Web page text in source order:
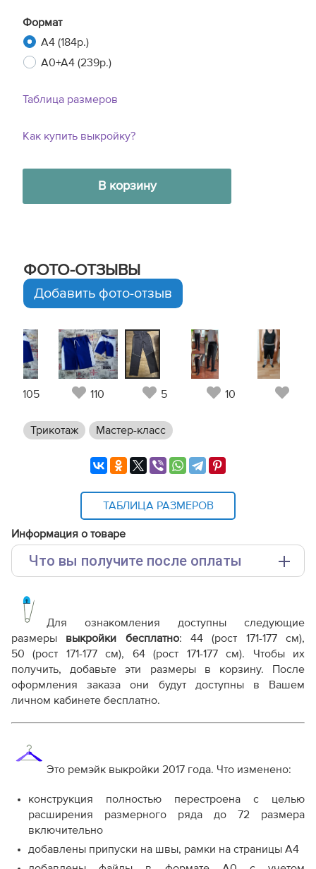
Формат
A4 (184р.)
A0+A4 (239р.)
Таблица размеров
Как купить выкройку?
В корзину
ФОТО-ОТЗЫВЫ
Добавить фото-отзыв
105 110 5 10
Трикотаж Мастер-класс
ТАБЛИЦА РАЗМЕРОВ
Информация о товаре
Что вы получите после оплаты
Выкройка PDF для печати на принтере A4 или
плоттере A0 с шириной печати 810мм в зависимости
от выбора формата
Инструкция-мужские-спортивные-брюки-
KMB240817.pdf
Дополнительные файлы:
Справочник - виды швов
Терминология машинных работ
Дополнение к технологии пошива
Как распечатывать выкройки
Для ознакомления доступны следующие
размеры
выкройки бесплатно: 44(рост 171-177 см),
50(рост 171-177 см), 64(рост 171-177 см). Чтобы их
получить, добавьте эти размеры в корзину. После
оформления заказа они будут доступны в Вашем
личном кабинете бесплатно.
Это ремэйк выкройки 2017 года. Что изменено:
конструкция полностью перестроена с целью
расширения размерного ряда до 72 размера
включительно
добавлены припуски на швы, рамки на страницы А4